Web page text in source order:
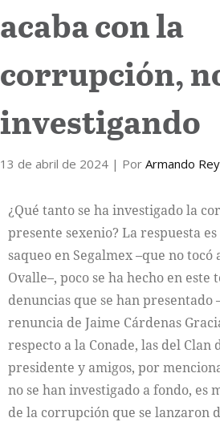
acaba con la
corrupción,
investigando
13 de abril de 2024 | Por Armando
¿Qué tanto se ha investigado la
presente sexenio? La respuesta
saqueo en Segalmex –que no
Ovalle–, poco se ha hecho en este
denuncias que se han presentado
renuncia de Jaime Cárdenas
respecto a la Conade, las del Clan
presidente y amigos, por
no se han investigado a fondo, es
de la corrupción que se lanzaron